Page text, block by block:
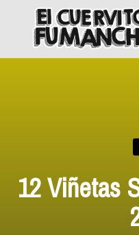
content
12 Viñetas